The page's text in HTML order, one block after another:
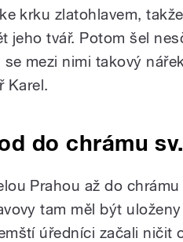
krku zlatohlavem,
jeho tvář. Potom šel
mezi nimi takový
Karel.
do chrámu
Prahou až do
tam měl být
úředníci začali ničit